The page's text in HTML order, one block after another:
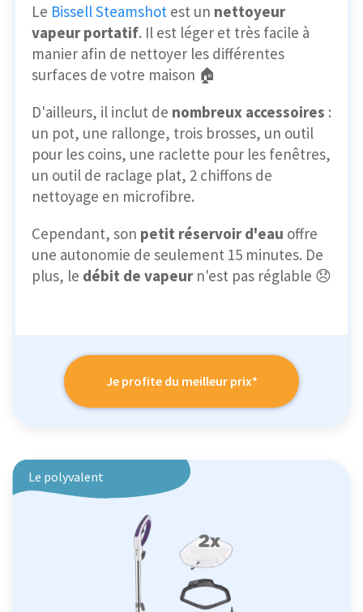
Le Bissell Steamshot est un nettoyeur
vapeur portatif. Il est léger et très facile à
manier afin de nettoyer les différentes
surfaces de votre maison 🏠
D'ailleurs, il inclut de nombreux accessoires :
un pot, une rallonge, trois brosses, un outil
pour les coins, une raclette pour les fenêtres,
un outil de raclage plat, 2 chiffons de
nettoyage en microfibre.
Cependant, son petit réservoir d'eau offre
une autonomie de seulement 15 minutes. De
plus, le débit de vapeurn'est pas réglable 😞
Je profite du meilleur prix*
Le polyvalent